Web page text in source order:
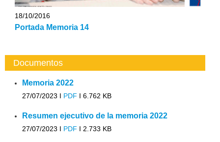
18/10/2016
Portada Memoria 14
Documentos
Memoria 2022
27/07/2023 I PDF I 6.762 KB
Resumen ejecutivo de la memoria 2022
27/07/2023 I PDF I 2.733 KB